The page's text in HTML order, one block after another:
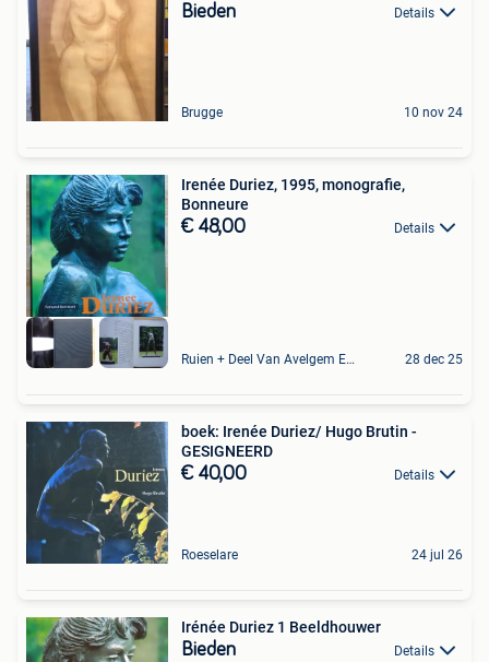
Bieden Details
Brugge 10 nov 24
Irenée Duriez, 1995, monografie,
Bonneure
€ 48,00 Details
Ruien + Deel Van Avelgem En Waarmaarde 28 dec 25
boek: Irenée Duriez/ Hugo Brutin -
GESIGNEERD
€ 40,00 Details
Roeselare 24 jul 26
Irénée Duriez 1 Beeldhouwer
Bieden Details